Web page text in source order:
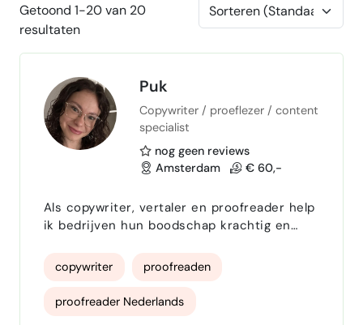
Getoond 1-20 van 20
resultaten
Puk
Copywriter / proeflezer / content
specialist
nog geen reviews
Amsterdam
€ 60,-
Als copywriter, vertaler en proofreader help
ik bedrijven hun boodschap krachtig en
optimaliseer content – van commerciële
teksten en blogs tot websiteteksten en
interne communicatie die foutloos is, raakt
én resultaat oplevert. Met mijn affiniteit
copywriter proofreaden
proofreader Nederlands